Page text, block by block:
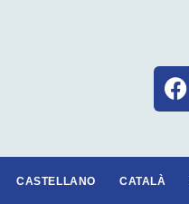
CASTELLANO CATALÀ